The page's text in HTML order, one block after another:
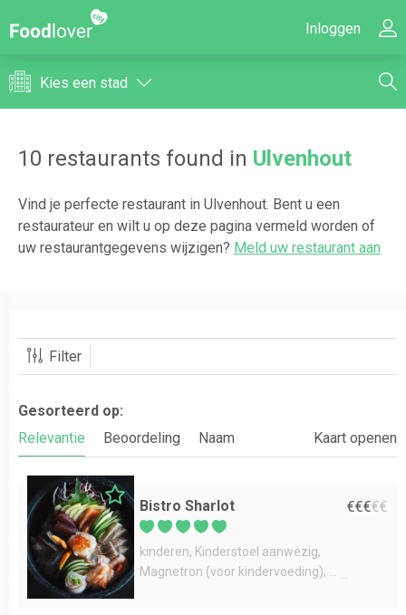
Inloggen
Kies een stad
10 restaurants found in Ulvenhout
Vind je perfecte restaurant in Ulvenhout. Bent u een
restaurateur en wilt u op deze pagina vermeld worden of
uw restaurantgegevens wijzigen? Meld uw restaurant aan
Filter
Gesorteerd op:
Relevantie
Beoordeling Naam Kaart openen
Bistro Sharlot €€€€€
kinderen Kinderstoel aanwezig
Magnetron (voor kindervoeding)